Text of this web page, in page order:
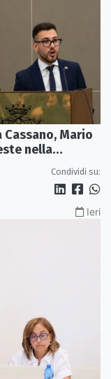
Mario
nella
Condividi su: